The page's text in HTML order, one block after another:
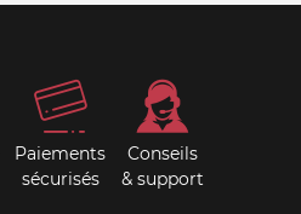
Paiements
sécurisés
Conseils
& support